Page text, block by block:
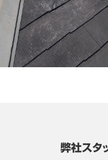
弊社スタ